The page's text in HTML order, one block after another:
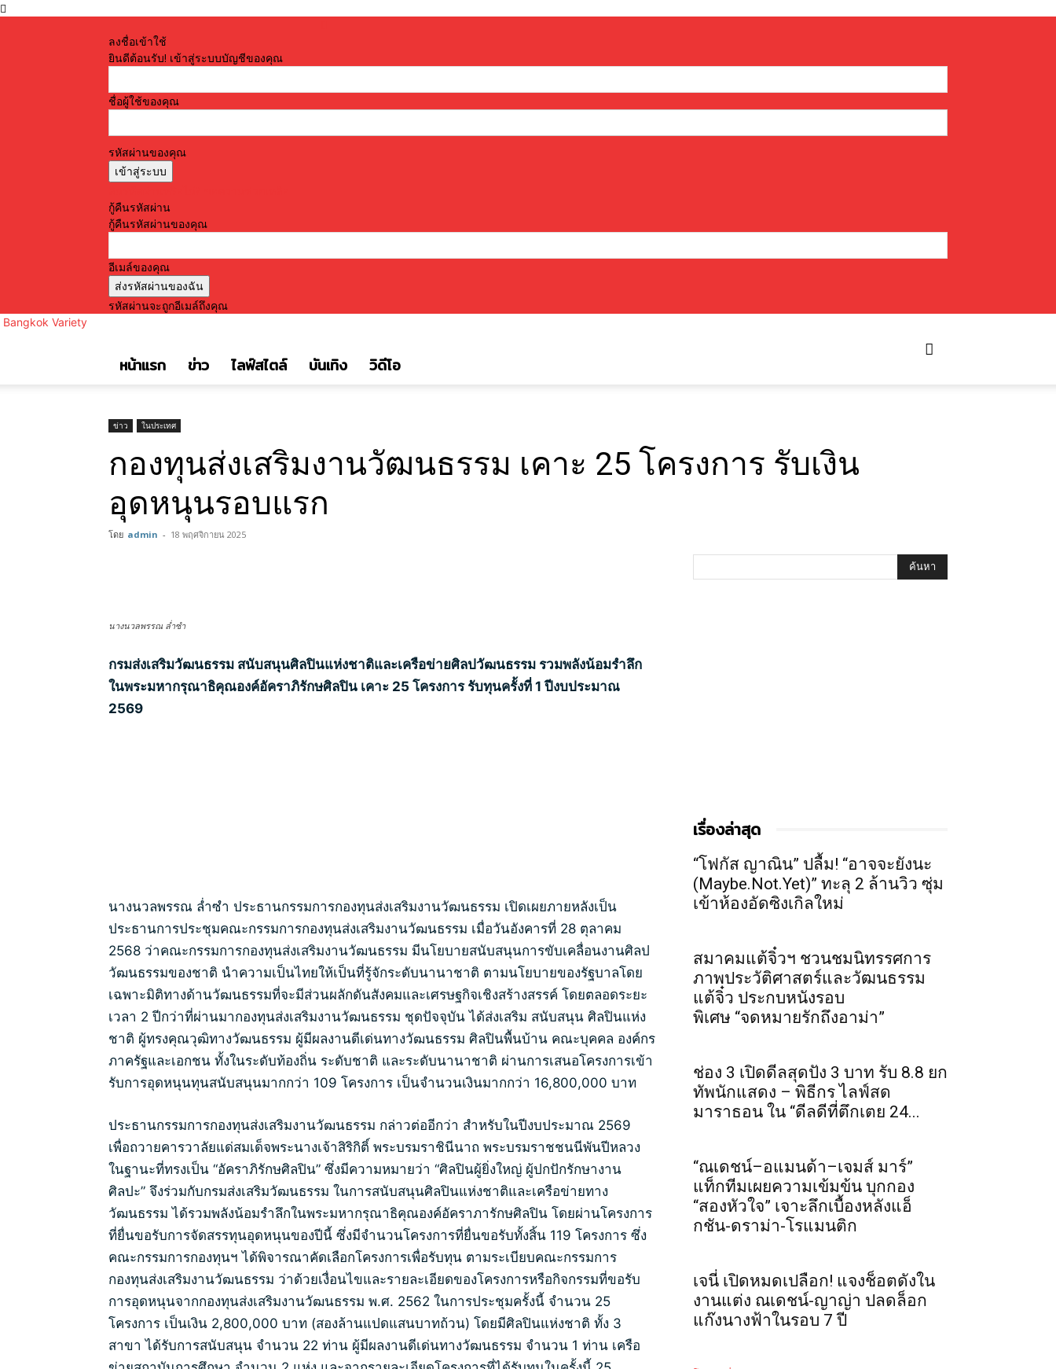
ลงชื่อเข้าใช้
ยินดีต้อนรับ! เข้าสู่ระบบบัญชีของคุณ
ชื่อผู้ใช้ของคุณ
รหัสผ่านของคุณ
กู้คืนรหัสผ่าน
กู้คืนรหัสผ่านของคุณ
อีเมล์ของคุณ
รหัสผ่านจะถูกอีเมล์ถึงคุณ
Bangkok Variety
หน้าแรก ข่าว ไลฟ์สไตล์ บันเทิง วิดีโอ
ข่าว ในประเทศ
กองทุนส่งเสริมงานวัฒนธรรม เคาะ 25 โครงการ รับเงิน
อุดหนุนรอบแรก
โดย admin - 18 พฤศจิกายน 2025
นางนวลพรรณ ล่ำซำ
กรมส่งเสริมวัฒนธรรม สนับสนุนศิลปินแห่งชาติและเครือข่ายศิลปวัฒนธรรม รวมพลังน้อมรำลึก
ในพระมหากรุณาธิคุณองค์อัคราภิรักษศิลปิน เคาะ 25 โครงการ รับทุนครั้งที่ 1 ปีงบประมาณ
2569
นางนวลพรรณ ล่ำซำ ประธานกรรมการกองทุนส่งเสริมงานวัฒนธรรม เปิดเผยภายหลังเป็น
ประธานการประชุมคณะกรรมการกองทุนส่งเสริมงานวัฒนธรรม เมื่อวันอังคารที่ 28 ตุลาคม
2568 ว่าคณะกรรมการกองทุนส่งเสริมงานวัฒนธรรม มีนโยบายสนับสนุนการขับเคลื่อนงานศิลป
วัฒนธรรมของชาติ นำความเป็นไทยให้เป็นที่รู้จักระดับนานาชาติ ตามนโยบายของรัฐบาลโดย
เฉพาะมิติทางด้านวัฒนธรรมที่จะมีส่วนผลักดันสังคมและเศรษฐกิจเชิงสร้างสรรค์ โดยตลอดระยะ
เวลา 2 ปีกว่าที่ผ่านมากองทุนส่งเสริมงานวัฒนธรรม ชุดปัจจุบัน ได้ส่งเสริม สนับสนุน ศิลปินแห่ง
ชาติ ผู้ทรงคุณวุฒิทางวัฒนธรรม ผู้มีผลงานดีเด่นทางวัฒนธรรม ศิลปินพื้นบ้าน คณะบุคคล องค์กร
ภาครัฐและเอกชน ทั้งในระดับท้องถิ่น ระดับชาติ และระดับนานาชาติ ผ่านการเสนอโครงการเข้า
รับการอุดหนุนทุนสนับสนุนมากกว่า 109 โครงการ เป็นจำนวนเงินมากกว่า 16,800,000 บาท
ประธานกรรมการกองทุนส่งเสริมงานวัฒนธรรม กล่าวต่ออีกว่า สำหรับในปีงบประมาณ 2569
เพื่อถวายคารวาลัยแด่สมเด็จพระนางเจ้าสิริกิติ์ พระบรมราชินีนาถ พระบรมราชชนนีพันปีหลวง
ในฐานะที่ทรงเป็น “อัคราภิรักษศิลปิน” ซึ่งมีความหมายว่า “ศิลปินผู้ยิ่งใหญ่ ผู้ปกปักรักษางาน
ศิลปะ” จึงร่วมกับกรมส่งเสริมวัฒนธรรม ในการสนับสนุนศิลปินแห่งชาติและเครือข่ายทาง
วัฒนธรรม ได้รวมพลังน้อมรำลึกในพระมหากรุณาธิคุณองค์อัคราภารักษศิลปิน โดยผ่านโครงการ
ที่ยื่นขอรับการจัดสรรทุนอุดหนุนของปีนี้ ซึ่งมีจำนวนโครงการที่ยื่นขอรับทั้งสิ้น 119 โครงการ ซึ่ง
คณะกรรมการกองทุนฯ ได้พิจารณาคัดเลือกโครงการเพื่อรับทุน ตามระเบียบคณะกรรมการ
กองทุนส่งเสริมงานวัฒนธรรม ว่าด้วยเงื่อนไขและรายละเอียดของโครงการหรือกิจกรรมที่ขอรับ
การอุดหนุนจากกองทุนส่งเสริมงานวัฒนธรรม พ.ศ. 2562 ในการประชุมครั้งนี้ จำนวน 25
โครงการ เป็นเงิน 2,800,000 บาท (สองล้านแปดแสนบาทถ้วน) โดยมีศิลปินแห่งชาติ ทั้ง 3
สาขา ได้รับการสนับสนุน จำนวน 22 ท่าน ผู้มีผลงานดีเด่นทางวัฒนธรรม จำนวน 1 ท่าน เครือ
เรื่องล่าสุด
“โฟกัส ญาณิน” ปลื้ม! “อาจจะยังนะ
(Maybe.Not.Yet)” ทะลุ 2 ล้านวิว ซุ่ม
เข้าห้องอัดซิงเกิลใหม่
สมาคมแต้จิ๋วฯ ชวนชมนิทรรศการ
ภาพประวัติศาสตร์และวัฒนธรรม
แต้จิ๋ว ประกบหนังรอบ
พิเศษ “จดหมายรักถึงอาม่า”
ช่อง 3 เปิดดีลสุดปัง 3 บาท รับ 8.8 ยก
ทัพนักแสดง – พิธีกร ไลฟ์สด
มาราธอน ใน “ดีลดีที่ตึกเตย 24...
“ณเดชน์–อแมนด้า–เจมส์ มาร์”
แท็กทีมเผยความเข้มข้น บุกกอง
“สองหัวใจ” เจาะลึกเบื้องหลังแอ็
กชัน-ดราม่า-โรแมนติก
เจนี่ เปิดหมดเปลือก! แจงช็อตดังใน
งานแต่ง ณเดชน์-ญาญ่า ปลดล็อก
แก๊งนางฟ้าในรอบ 7 ปี